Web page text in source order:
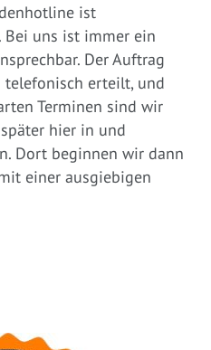
ist
Bei uns ist immer ein
Der Auftrag
erteilt, und
Terminen sind wir
hier in und
Dort beginnen wir dann
einer ausgiebigen